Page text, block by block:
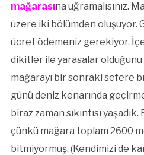
mağarasına uğramalısınız.
üzere iki bölümden oluşuyor.
ücret ödemeniz gerekiyor.
dikitler ile yarasalar olduğunu
mağarayı bir sonraki sefere
günü deniz kenarında
biraz zaman sıkıntısı
çünkü mağara toplam 2600
bitmiyormuş. (Kendimizi de